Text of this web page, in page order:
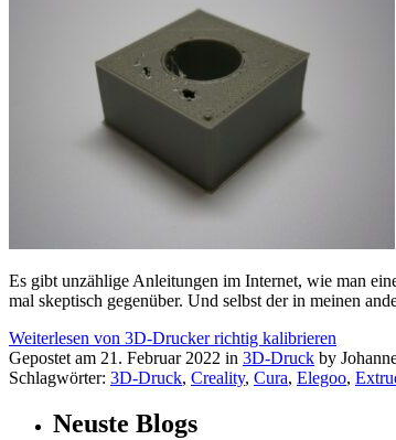
Es gibt unzählige Anleitungen im Internet, wie man
mal skeptisch gegenüber. Und selbst der in meinen
Weiterlesen von 3D-Drucker richtig kalibrieren
Gepostet am 21. Februar 2022 in 3D-Druck by
Schlagwörter: 3D-Druck, Creality, Cura, Elegoo,
Neuste Blogs